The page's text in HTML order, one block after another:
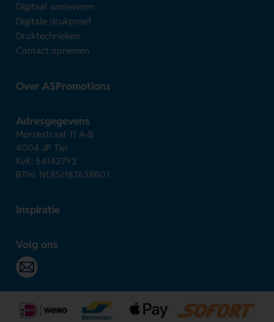
Digitaal aanleveren
Digitale drukproef
Druktechnieken
Contact opnemen
Over ASPromotions
Adresgegevens
Morsestraat 11 A-B
4004 JP Tiel
KvK: 54142792
BTW: NL851187638B01
Inspiratie
Volg ons